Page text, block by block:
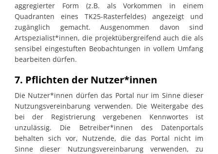
aggregierter Form (z.B. als Vorkommen in einem
Quadranten eines TK25-Rasterfeldes) angezeigt und
zugänglich gemacht. Ausgenommen davon sind
Artspezialist*innen, die projektübergreifend auch die als
sensibel eingestuften Beobachtungen in vollem Umfang
bearbeiten dürfen.
7. Pflichten der Nutzer*innen
Die Nutzer*innen dürfen das Portal nur im Sinne dieser
Nutzungsvereinbarung verwenden. Die Weitergabe des
bei der Registrierung vergebenen Kennwortes ist
unzulässig. Die Betreiber*innen des Datenportals
behalten sich vor, Nutzende, die das Portal nicht im
Sinne dieser Nutzungsvereinbarung verwenden, zu